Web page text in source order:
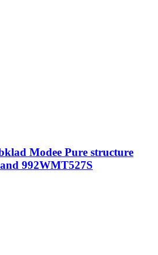
Modee Pure structure
992WMT527S